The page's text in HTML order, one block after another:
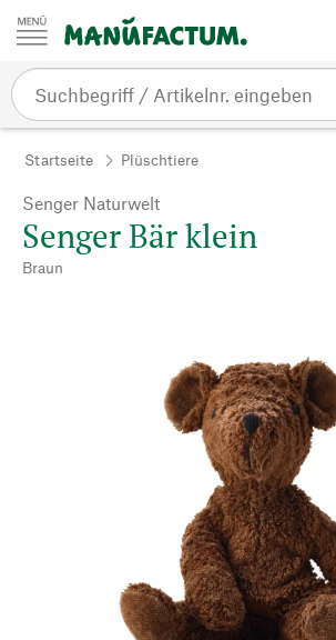
Zum Inhalt springen
Startseite Plüschtiere
Senger Naturwelt
Senger Bär klein
Braun